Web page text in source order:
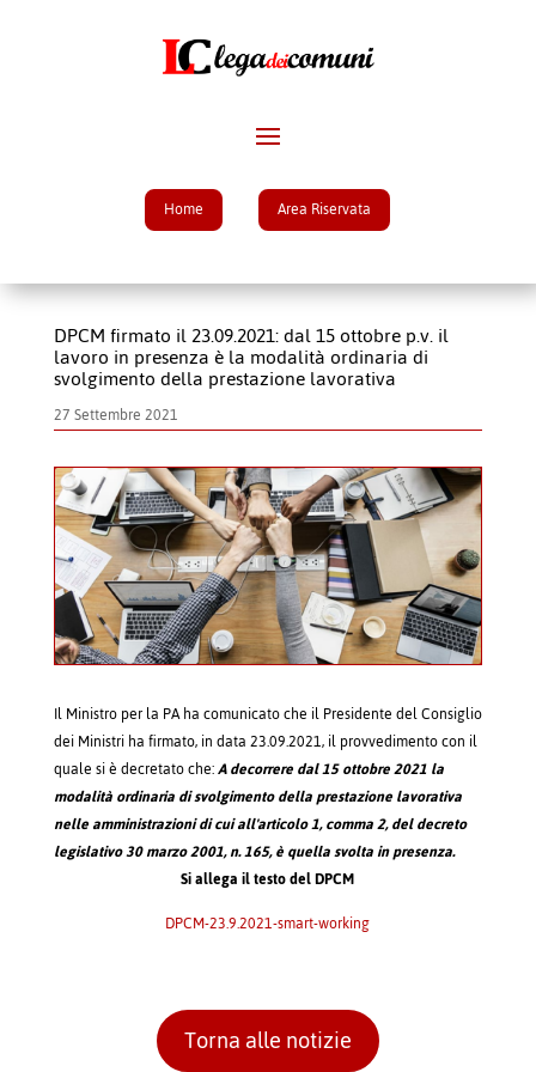
Home Area Riservata
DPCM firmato il 23.09.2021: dal 15 ottobre p.v. il
lavoro in presenza è la modalità ordinaria di
svolgimento della prestazione lavorativa
27 Settembre 2021
Il Ministro per la PA ha comunicato che il Presidente del Consiglio
dei Ministri ha firmato, in data 23.09.2021, il provvedimento con il
quale si è decretato che:A decorrere dal 15 ottobre 2021 la
modalità ordinaria di svolgimento della prestazione lavorativa
nelle amministrazioni di cui all'articolo 1, comma 2, del decreto
legislativo 30 marzo 2001, n. 165, è quella svolta in presenza.
Si allega il testo del DPCM
DPCM-23.9.2021-smart-working
Torna alle notizie